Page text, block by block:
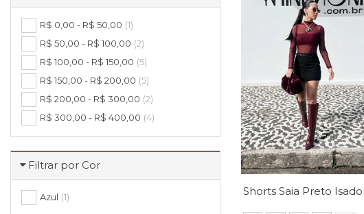
R$ 0,00 - R$ 50,00 (1)
R$ 50,00 - R$ 100,00 (2)
R$ 100,00 - R$ 150,00 (5)
R$ 150,00 - R$ 200,00 (5)
R$ 200,00 - R$ 300,00 (2)
R$ 300,00 - R$ 400,00 (4)
Filtrar por Cor
Azul (1)